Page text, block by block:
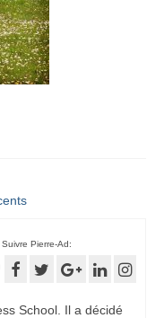
Suivre Pierre-Ad:
School. Il a décidé